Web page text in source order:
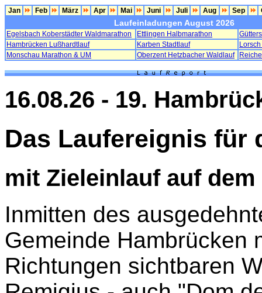
Jan Feb März Apr Mai Juni Juli Aug Sep
Laufeinladungen August 2026
Egelsbach Koberstädter Waldmarathon Ettlingen Halbmarathon
Hambrücken Lußhardtlauf
Karben Stadtlauf
Monschau Marathon & UM
Oberzent Hetzbacher Waldlauf
16.08.26 - 19.
Das Laufereignis für
mit Zieleinlauf auf
Inmitten des
Gemeinde Hambrücken
Richtungen sichtbaren